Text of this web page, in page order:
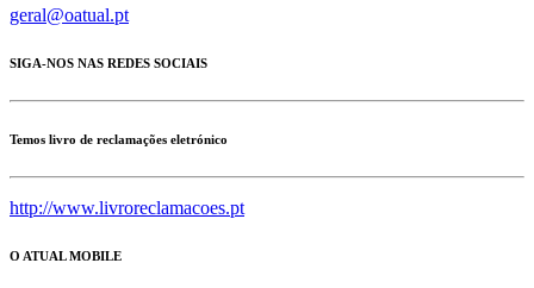
geral@oatual.pt
SIGA-NOS NAS REDES SOCIAIS
Temos livro de reclamações eletrónico
http://www.livroreclamacoes.pt
O ATUAL MOBILE